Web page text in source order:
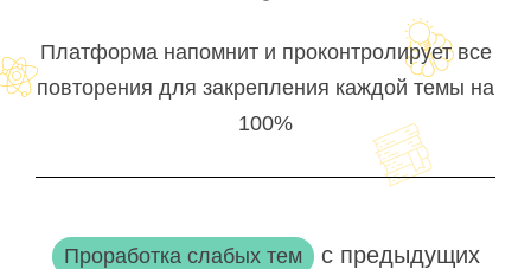
Платформа напомнит и проконтролирует все
повторения для закрепления каждой темы на
100%
Проработка слабых тем с предыдущих